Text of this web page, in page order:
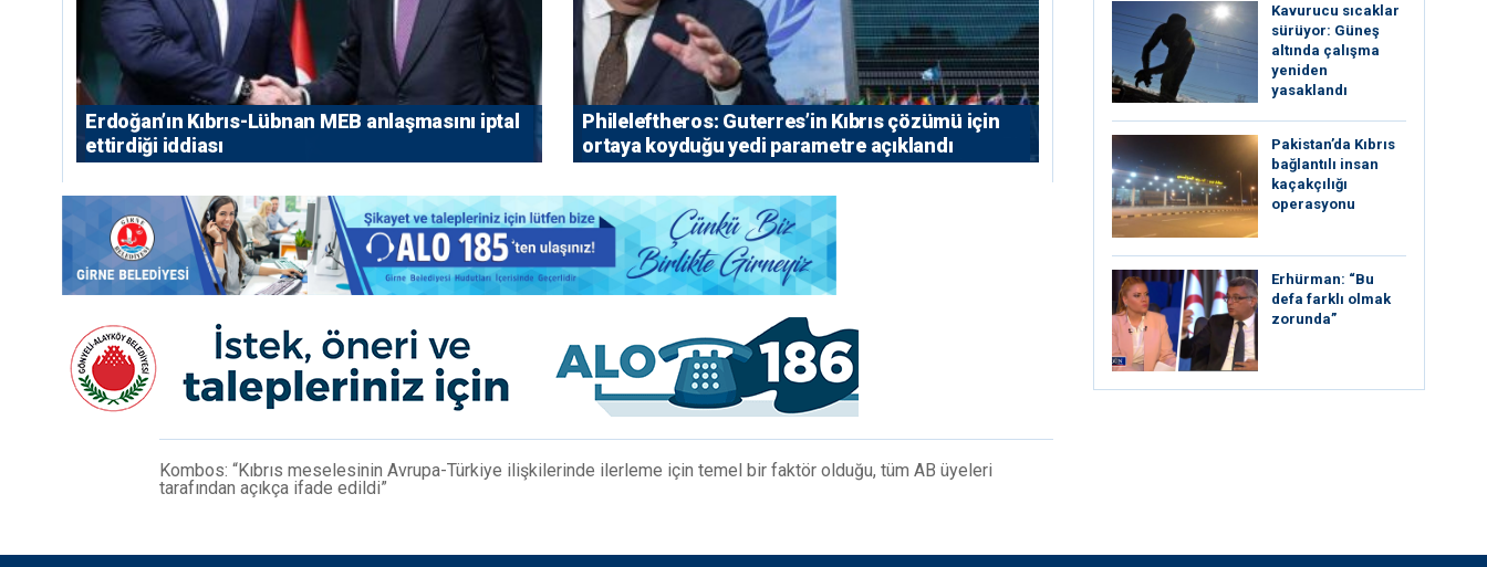
Erdoğan’ın Kıbrıs-Lübnan MEB anlaşmasını iptal
ettirdiği iddiası
Phileleftheros: Guterres’in Kıbrıs çözümü için
ortaya koyduğu yedi parametre açıklandı
Kombos: “Kıbrıs meselesinin Avrupa-Türkiye ilişkilerinde ilerleme için temel bir faktör olduğu, tüm AB üyeleri
tarafından açıkça ifade edildi”
Kavurucu sıcaklar
sürüyor: Güneş
altında çalışma
yeniden
yasaklandı
Pakistan’da Kıbrıs
bağlantılı insan
kaçakçılığı
operasyonu
Erhürman: “Bu
defa farklı olmak
zorunda”